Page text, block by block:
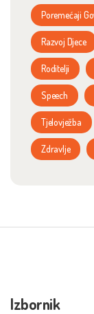
Poremećaji
Razvoj Djece
Roditelji
Speech
Tjelovježba
Zdravlje
Izbornik